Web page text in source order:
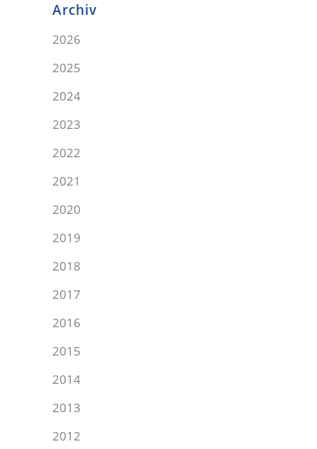
Archiv
2026
2025
2024
2023
2022
2021
2020
2019
2018
2017
2016
2015
2014
2013
2012